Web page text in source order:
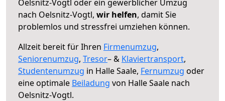
Oelsnitz-Vogtl oder ein gewerblicher Umzug
nach Oelsnitz-Vogtl, wir helfen, damit Sie
problemlos und stressfrei umziehen können.
Allzeit bereit für Ihren Firmenumzug,
Seniorenumzug, Tresor– & Klaviertransport,
Studentenumzug in Halle Saale, Fernumzug oder
eine optimale Beiladung von Halle Saale nach
Oelsnitz-Vogtl.